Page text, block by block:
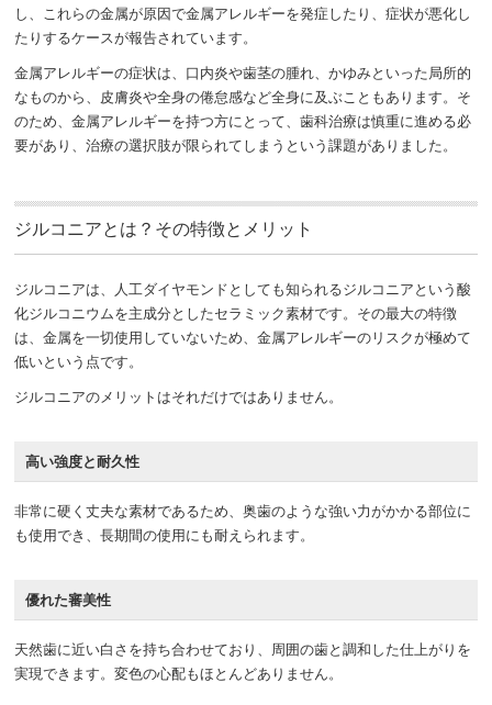
し、これらの金属が原因で金属アレルギーを発症したり、症状が悪化し
たりするケースが報告されています。
金属アレルギーの症状は、口内炎や歯茎の腫れ、かゆみといった局所的
なものから、皮膚炎や全身の倦怠感など全身に及ぶこともあります。そ
のため、金属アレルギーを持つ方にとって、歯科治療は慎重に進める必
要があり、治療の選択肢が限られてしまうという課題がありました。
ジルコニアとは？その特徴とメリット
ジルコニアは、人工ダイヤモンドとしても知られるジルコニアという酸
化ジルコニウムを主成分としたセラミック素材です。その最大の特徴
は、金属を一切使用していないため、金属アレルギーのリスクが極めて
低いという点です。
ジルコニアのメリットはそれだけではありません。
高い強度と耐久性
非常に硬く丈夫な素材であるため、奥歯のような強い力がかかる部位に
も使用でき、長期間の使用にも耐えられます。
優れた審美性
天然歯に近い白さを持ち合わせており、周囲の歯と調和した仕上がりを
実現できます。変色の心配もほとんどありません。